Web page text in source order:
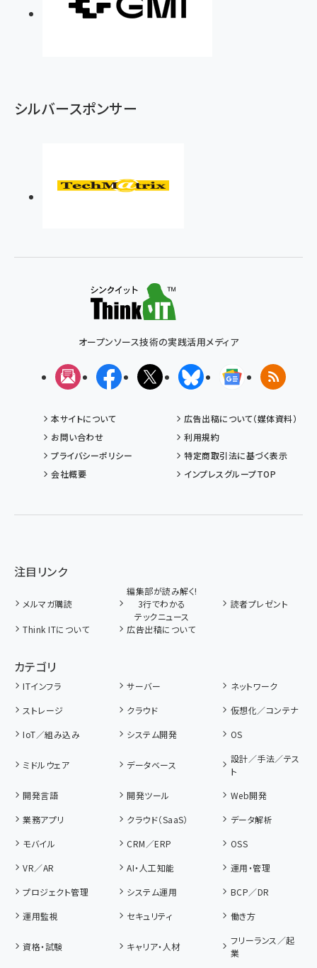
シルバースポンサー
オープンソース技術の実践活用メディア
メルマガFacebookX(エックス)BlueskyGoogleニュ
RSS
本サイトについて
広告出稿について（媒体資料）
お問い合わせ
利用規約
プライバシーポリシー
特定商取引法に基づく表示
会社概要
インプレスグループTOP
注目リンク
メルマガ購読
編集部が読み解く!
3行でわかる
テックニュース
読者プレゼント
Think ITについて 広告出稿について
カテゴリ
ITインフラ サーバー
ネットワーク
ストレージ
クラウド
仮想化／コンテナ
IoT／組み込み
システム開発 OS
ミドルウェア データベース
設計／手法／テス
ト
開発言語
開発ツール
Web開発
業務アプリ
クラウド（SaaS）
データ解析
モバイル
CRM／ERP
OSS
VR／AR
AI・人工知能
運用・管理
プロジェクト管理
システム運用
BCP／DR
運用監視
セキュリティ 働き方
資格・試験 キャリア・人材
フリーランス／起
業